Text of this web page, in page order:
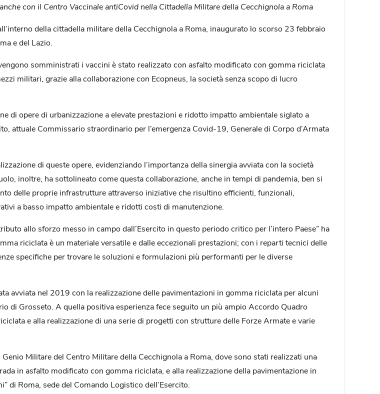
con il Centro Vaccinale antiCovid nella Cittadella Militare della Cecchignola a Roma
della cittadella militare della Cecchignola a Roma, inaugurato lo scorso 23 febbraio
e del Lazio.
somministrati i vaccini è stato realizzato con asfalto modificato con gomma riciclata
militari, grazie alla collaborazione con Ecopneus, la società senza scopo di lucro
di opere di urbanizzazione a elevate prestazioni e ridotto impatto ambientale siglato a
attuale Commissario straordinario per l’emergenza Covid-19, Generale di Corpo d’Armata
di queste opere, evidenziando l’importanza della sinergia avviata con la società
inoltre, ha sottolineato come questa collaborazione, anche in tempi di pandemia, ben si
delle proprie infrastrutture attraverso iniziative che risultino efficienti, funzionali,
a basso impatto ambientale e ridotti costi di manutenzione.
allo sforzo messo in campo dall’Esercito in questo periodo critico per l’intero Paese” ha
riciclata è un materiale versatile e dalle eccezionali prestazioni; con i reparti tecnici delle
specifiche per trovare le soluzioni e formulazioni più performanti per le diverse
avviata nel 2019 con la realizzazione delle pavimentazioni in gomma riciclata per alcuni
di Grosseto. A quella positiva esperienza fece seguito un più ampio Accordo Quadro
e alla realizzazione di una serie di progetti con strutture delle Forze Armate e varie
Militare del Centro Militare della Cecchignola a Roma, dove sono stati realizzati una
in asfalto modificato con gomma riciclata, e alla realizzazione della pavimentazione in
di Roma, sede del Comando Logistico dell’Esercito.